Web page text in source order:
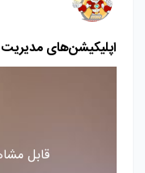
اپلیکیشن‌های مدیریت SAN
قابل